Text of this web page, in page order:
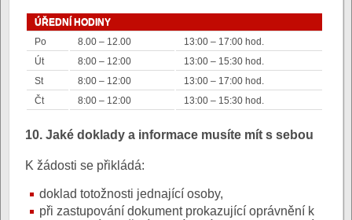
ÚŘEDNÍ HODINY
Po
8.00 – 12.00
13:00 – 17:00 hod.
Út
8:00 – 12:00
13:00 – 15:30 hod.
St
8:00 – 12:00
13:00 – 17:00 hod.
Čt
8:00 – 12:00 13:00 – 15:30 hod.
10. Jaké doklady a informace musíte mít s sebou
K žádosti se přikládá:
doklad totožnosti jednající osoby,
při zastupování dokument prokazující oprávnění k